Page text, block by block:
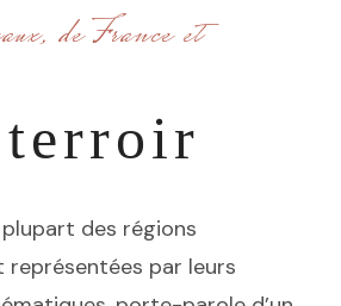
de France et
terroir
des régions
représentées par leurs